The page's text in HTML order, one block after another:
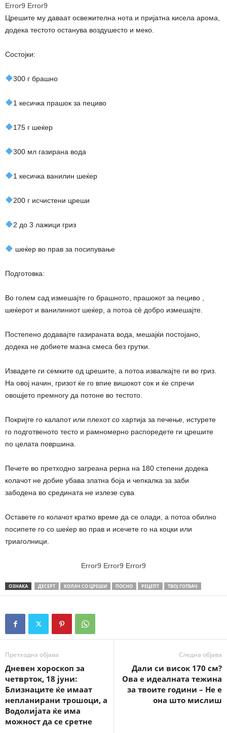
Error9 Error9
Црешите му даваат освежителна нота и пријатна кисела арома,
додека тестото останува воздушесто и меко.
Состојки:
300 г брашно
1 кесичка прашок за пециво
175 г шеќер
300 мл газирана вода
1 кесичка ванилин шеќер
200 г исчистени цреши
2 до 3 лажици гриз
шеќер во прав за посипување
Подготовка:
Во голем сад измешајте го брашното, прашокот за пециво ,
шеќерот и ванилиниот шеќер, а потоа сè добро измешајте.
Постепено додавајте газираната вода, мешајќи постојано,
додека не добиете мазна смеса без грутки.
Извадете ги семките од црешите, а потоа извалкајте ги во гриз.
На овој начин, гризот ќе го впие вишокот сок и ќе спречи
овошјето премногу да потоне во тестото.
Покријте го калапот или плехот со хартија за печење, истурете
го подготвеното тесто и рамномерно распоредете ги црешите
по целата површина.
Печете во претходно загреана рерна на 180 степени додека
колачот не добие убава златна боја и чепкалка за заби
забодена во средината не излезе сува
Оставете го колачот кратко време да се олади, а потоа обилно
посипете го со шеќер во прав и исечете го на коцки или
триаголници.
Error9 Error9 Error9
ОЗНАКА ДЕСЕРТ КОЛАЧ СО ЦРЕШИ ПОСНО РЕЦЕПТ ТВОЈ ГОТВАЧ
Претходна објава
Дневен хороскоп за
четврток, 18 јуни:
Близнаците ќе имаат
непланирани трошоци, а
Водолијата ќе има
можност да се сретне
Следна објава
Дали си висок 170 см?
Ова е идеалната тежина
за твоите години – Не е
она што мислиш